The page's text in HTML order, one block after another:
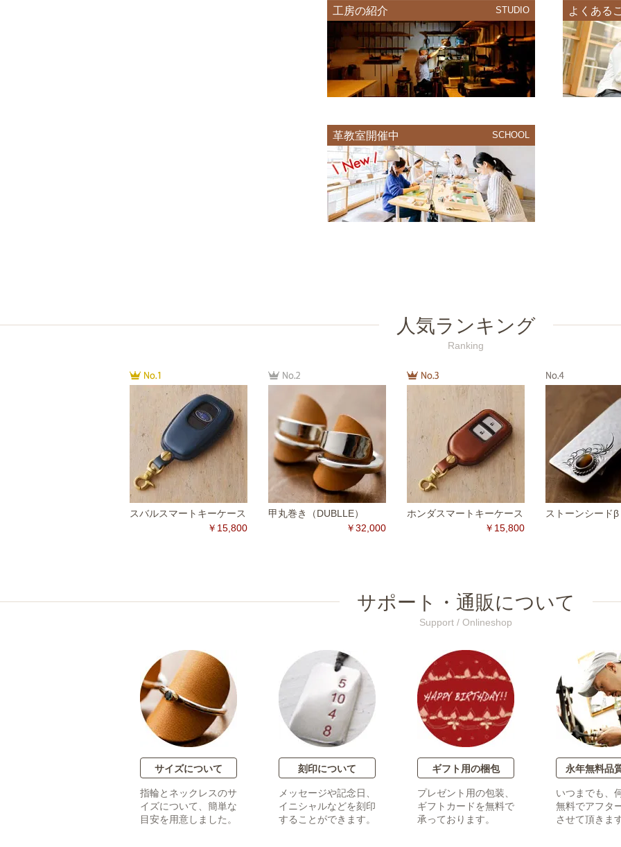
工房の紹介 STUDIO よくある
革教室開催中 SCHOOL
人気ランキング
Ranking
スバルスマートキーケース
￥15,800
甲丸巻き（DUBLLE）
￥32,000
ホンダスマートキーケース
￥15,800
ストーンシードβ
サポート・通販について
Support / Onlineshop
サイズについて
指輪とネックレスのサ
イズについて、簡単な
目安を用意しました。
刻印について
メッセージや記念日、
イニシャルなどを刻印
することができます。
ギフト用の梱包
プレゼント用の包装、
ギフトカードを無料で
承っております。
永年無料品
いつまでも、
無料でアフタ
させて頂きま